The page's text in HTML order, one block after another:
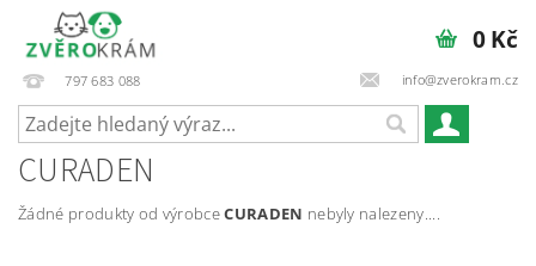
797 683 088 info@zverokram.cz
0 Kč
CURADEN
Žádné produkty od výrobceCURADEN nebyly nalezeny....